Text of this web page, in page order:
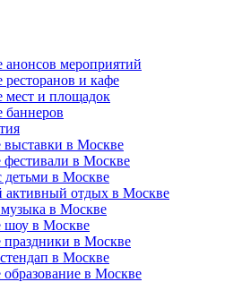
анонсов мероприятий
и кафе
мест и площадок
баннеров
выставки в Москве
фестивали в Москве
детьми в Москве
активный отдых в Москве
музыка в Москве
шоу в Москве
праздники в Москве
в Москве
образование в Москве